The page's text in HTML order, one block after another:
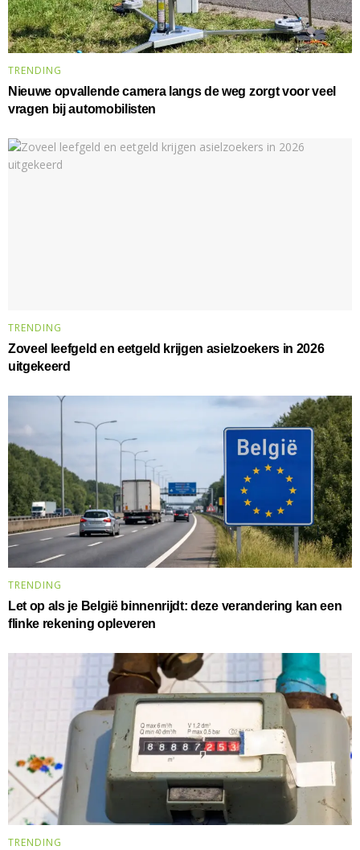
TRENDING
Nieuwe opvallende camera langs de weg zorgt voor veel
vragen bij automobilisten
TRENDING
Zoveel leefgeld en eetgeld krijgen asielzoekers in 2026
uitgekeerd
TRENDING
Let op als je België binnenrijdt: deze verandering kan een
flinke rekening opleveren
TRENDING